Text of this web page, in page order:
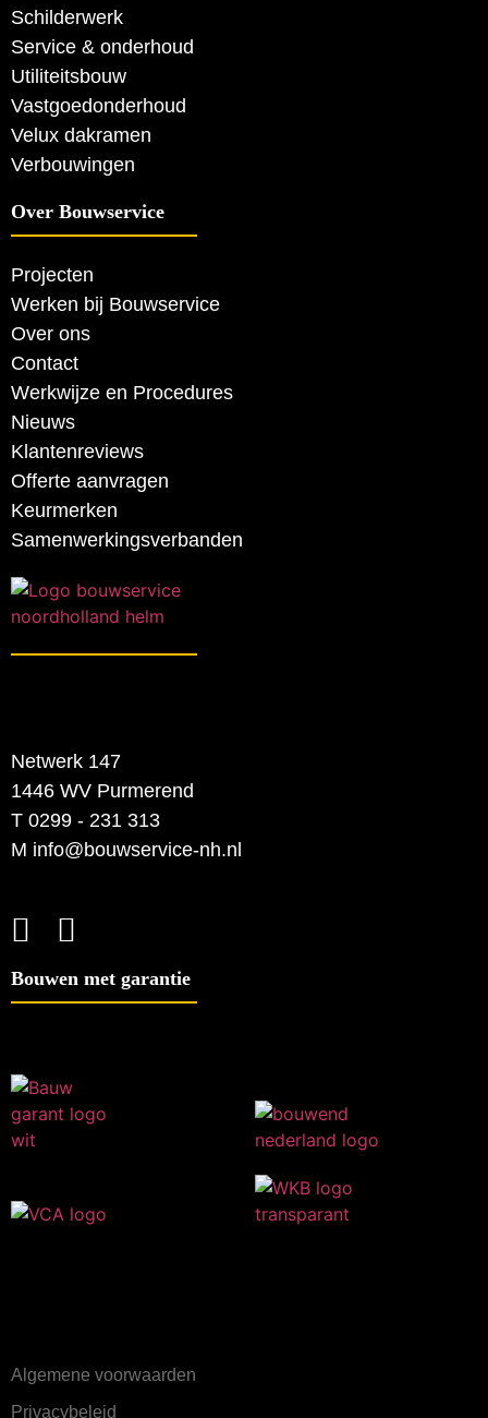
Schilderwerk
Service & onderhoud
Utiliteitsbouw
Vastgoedonderhoud
Velux dakramen
Verbouwingen
Over Bouwservice
Projecten
Werken bij Bouwservice
Over ons
Contact
Werkwijze en Procedures
Nieuws
Klantenreviews
Offerte aanvragen
Keurmerken
Samenwerkingsverbanden
Netwerk 147
1446 WV Purmerend
T 0299 - 231 313
M info@bouwservice-nh.nl
Bouwen met garantie
Algemene voorwaarden
Privacybeleid